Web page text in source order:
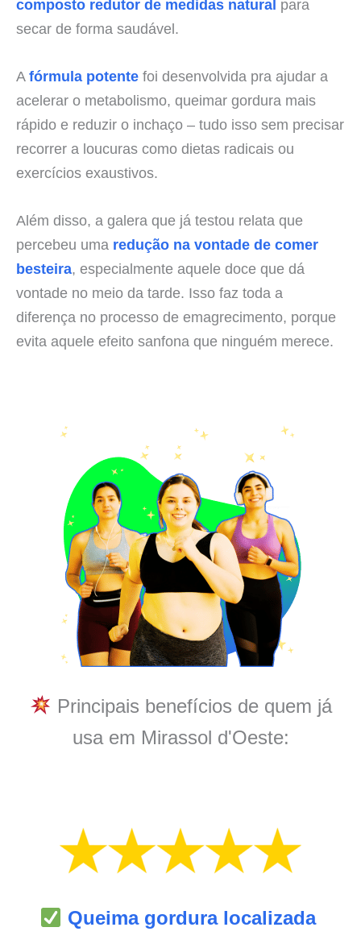
composto redutor de medidas natural para
secar de forma saudável.
Afórmula potente foi desenvolvida pra ajudar a
acelerar o metabolismo, queimar gordura mais
rápido e reduzir o inchaço – tudo isso sem precisar
recorrer a loucuras como dietas radicais ou
exercícios exaustivos.
Além disso, a galera que já testou relata que
percebeu uma redução na vontade de comer
besteira, especialmente aquele doce que dá
vontade no meio da tarde. Isso faz toda a
diferença no processo de emagrecimento, porque
evita aquele efeito sanfona que ninguém merece.
Principais benefícios de quem já
usa em Mirassol d'Oeste:
Queima gordura localizada